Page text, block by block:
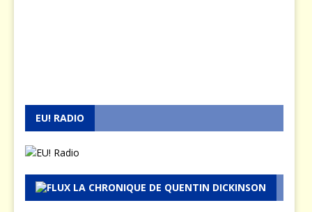
EU! RADIO
LA CHRONIQUE DE QUENTIN DICKINSON